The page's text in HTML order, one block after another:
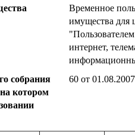
Временное
имущества для
интернет,
собрания
котором
60 от 01.08.2007